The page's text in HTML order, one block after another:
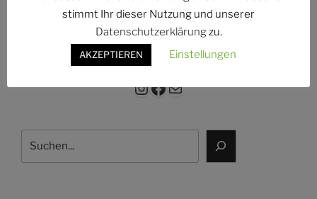
Instagram
Facebook
E-Mail
stimmt Ihr dieser Nutzung und unserer
Datenschutzerklärungzu.
AKZEPTIEREN Einstellungen